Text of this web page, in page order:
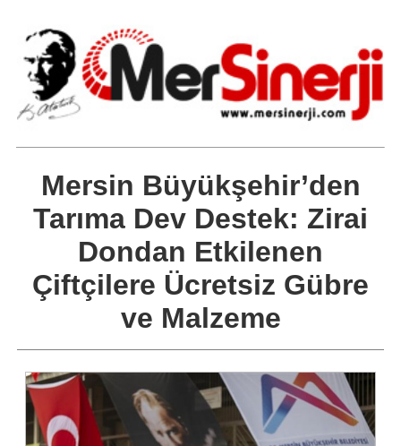
Mersin Büyükşehir’den
Tarıma Dev Destek: Zirai
Dondan Etkilenen
Çiftçilere Ücretsiz Gübre
ve Malzeme